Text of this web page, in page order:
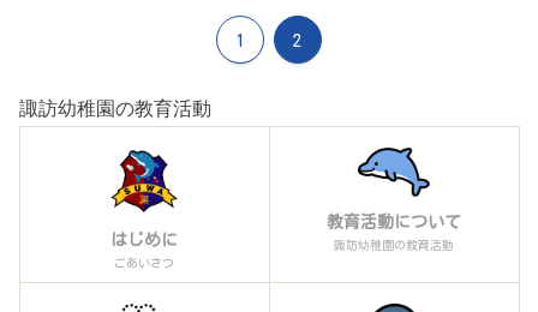
1 2
諏訪幼稚園の教育活動
はじめに
ごあいさつ
教育活動について
諏訪幼稚園の教育活動